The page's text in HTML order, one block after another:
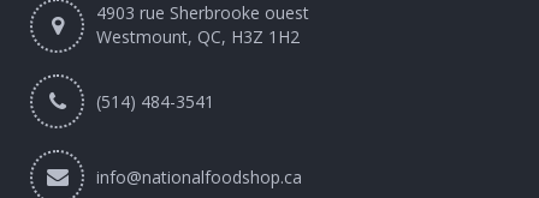
4903 rue Sherbrooke ouest
Westmount, QC, H3Z 1H2
(514) 484-3541
info@nationalfoodshop.ca